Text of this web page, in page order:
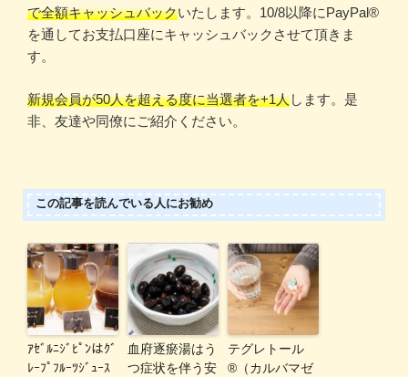
で全額キャッシュバックいたします。10/8以降にPayPal®️
を通してお支払口座にキャッシュバックさせて頂きま
す。
新規会員が50人を超える度に当選者を+1人します。是
非、友達や同僚にご紹介ください。
この記事を読んでいる人にお勧め
ｱｾﾞﾙﾆｼﾞﾋﾟﾝはｸﾞ
ﾚｰﾌﾟﾌﾙｰﾂｼﾞｭｰｽ
血府逐瘀湯はう
つ症状を伴う安
テグレトール
®️（カルバマゼ